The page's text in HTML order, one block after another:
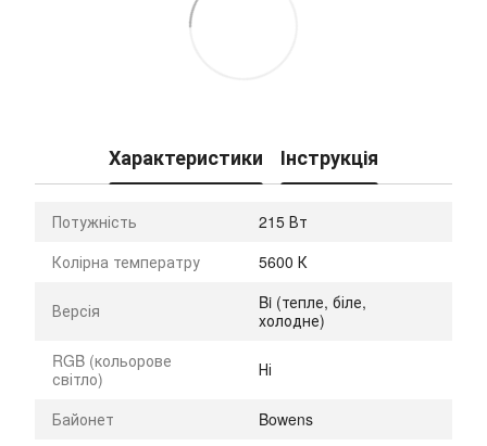
Характеристики Інструкція
Потужність
215 Вт
Колірна температру
5600 К
Версія
Bi (тепле, біле,
холодне)
RGB (кольорове
світло)
Ні
Байонет
Bowens